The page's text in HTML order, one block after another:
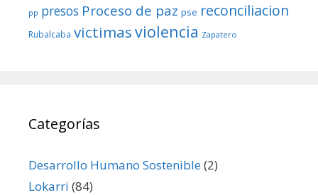
pp presos Proceso de paz pse reconciliacion
Rubalcaba victimasviolencia Zapatero
Categorías
Desarrollo Humano Sostenible(2)
Lokarri (84)